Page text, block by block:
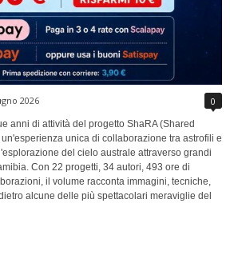
2026 0
anni di attività del progetto ShaRA (Shared
unica di collaborazione tra astrofili e
del cielo australe attraverso grandi
Con 22 progetti, 34 autori, 493 ore di
il volume racconta immagini, tecniche,
alcune delle più spettacolari meraviglie del